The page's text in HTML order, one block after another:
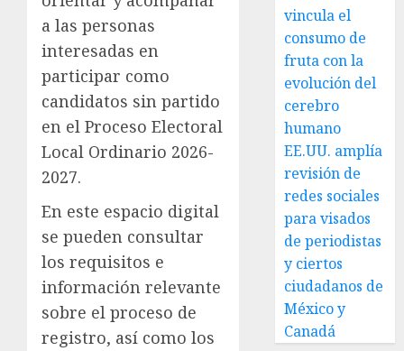
a las personas
interesadas en
participar como
candidatos sin partido
en el Proceso Electoral
Local Ordinario 2026-
2027.
En este espacio digital
se pueden consultar
los requisitos e
información relevante
sobre el proceso de
registro, así como los
vincula el
consumo de
fruta con la
evolución del
cerebro
humano
EE.UU. amplía
revisión de
redes sociales
para visados
de periodistas
y ciertos
ciudadanos de
México y
Canadá